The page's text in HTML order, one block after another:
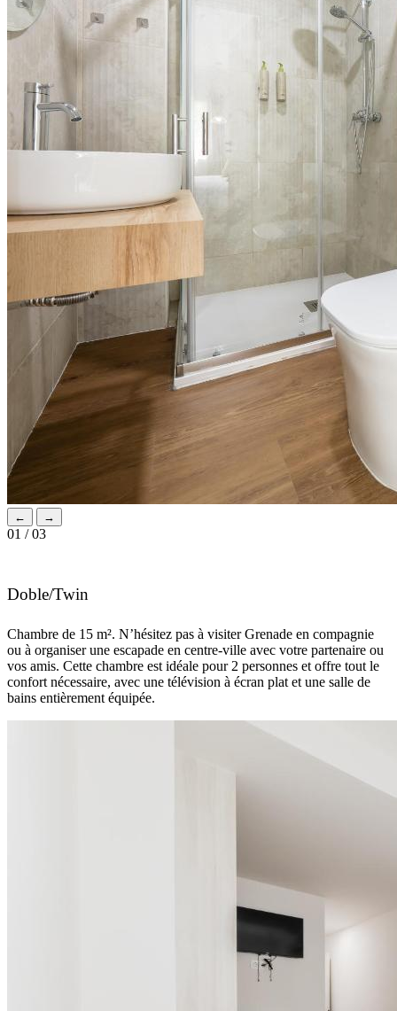
← →
01 / 03
Doble/Twin
Chambre de 15 m². N’hésitez pas à visiter Grenade en compagnie
ou à organiser une escapade en centre-ville avec votre partenaire ou
vos amis. Cette chambre est idéale pour 2 personnes et offre tout le
confort nécessaire, avec une télévision à écran plat et une salle de
bains entièrement équipée.